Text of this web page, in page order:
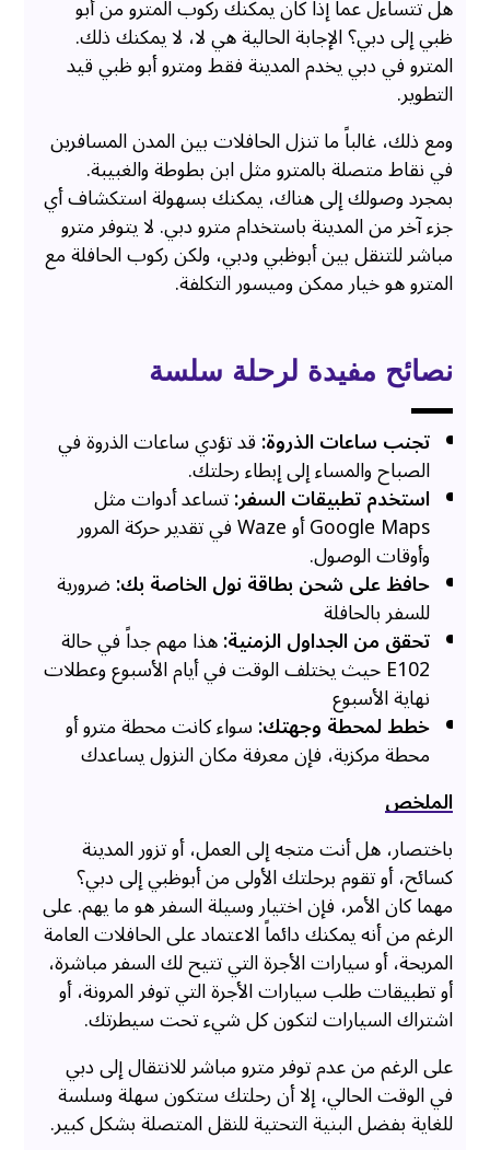
هل تتساءل عما إذا كان يمكنك ركوب المترو من أبو
ظبي إلى دبي؟ الإجابة الحالية هي لا، لا يمكنك ذلك.
المترو في دبي يخدم المدينة فقط ومترو أبو ظبي قيد
التطوير.
ومع ذلك، غالباً ما تنزل الحافلات بين المدن المسافرين
في نقاط متصلة بالمترو مثل ابن بطوطة والغبيبة.
بمجرد وصولك إلى هناك، يمكنك بسهولة استكشاف أي
جزء آخر من المدينة باستخدام مترو دبي. لا يتوفر مترو
مباشر للتنقل بين أبوظبي ودبي، ولكن ركوب الحافلة مع
المترو هو خيار ممكن وميسور التكلفة.
نصائح مفيدة لرحلة سلسة
تجنب ساعات الذروة:قد تؤدي ساعات الذروة في
الصباح والمساء إلى إبطاء رحلتك.
استخدم تطبيقات السفر:تساعد أدوات مثل
Google Maps أو Waze في تقدير حركة المرور
وأوقات الوصول.
حافظ على شحن بطاقة نول الخاصة بك:ضرورية
للسفر بالحافلة
تحقق من الجداول الزمنية:هذا مهم جداً في حالة
E102 حيث يختلف الوقت في أيام الأسبوع وعطلات
نهاية الأسبوع
خطط لمحطة وجهتك:سواء كانت محطة مترو أو
محطة مركزية، فإن معرفة مكان النزول يساعدك
الملخص
باختصار، هل أنت متجه إلى العمل، أو تزور المدينة
كسائح، أو تقوم برحلتك الأولى من أبوظبي إلى دبي؟
مهما كان الأمر، فإن اختيار وسيلة السفر هو ما يهم. على
الرغم من أنه يمكنك دائماً الاعتماد على الحافلات العامة
المريحة، أو سيارات الأجرة التي تتيح لك السفر مباشرة،
أو تطبيقات طلب سيارات الأجرة التي توفر المرونة، أو
اشتراك السيارات لتكون كل شيء تحت سيطرتك.
على الرغم من عدم توفر مترو مباشر للانتقال إلى دبي
في الوقت الحالي، إلا أن رحلتك ستكون سهلة وسلسة
للغاية بفضل البنية التحتية للنقل المتصلة بشكل كبير.